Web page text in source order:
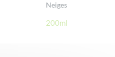
Neiges
200ml